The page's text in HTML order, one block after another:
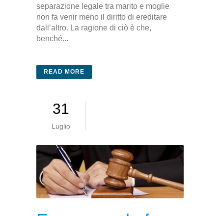
separazione legale tra marito e moglie
non fa venir meno il diritto di ereditare
dall’altro. La ragione di ciò è che,
benché...
READ MORE
31
Luglio